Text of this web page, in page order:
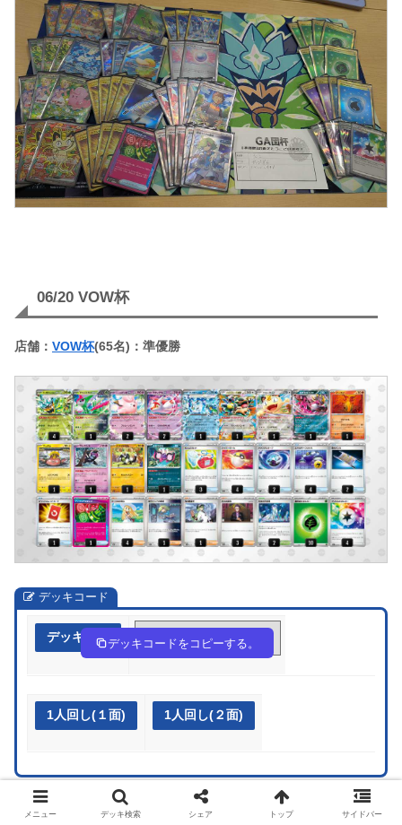
06/20 VOW杯
店舗： VOW杯(65名)：準優勝
デッキコード
デッキ作成 gnnNLn-MoYbq6-9H6Pn9
デッキコードをコピーする。
1人回し(１面) 1人回し(２面)
メニュー デッキ検索 シェア トップ サイドバー